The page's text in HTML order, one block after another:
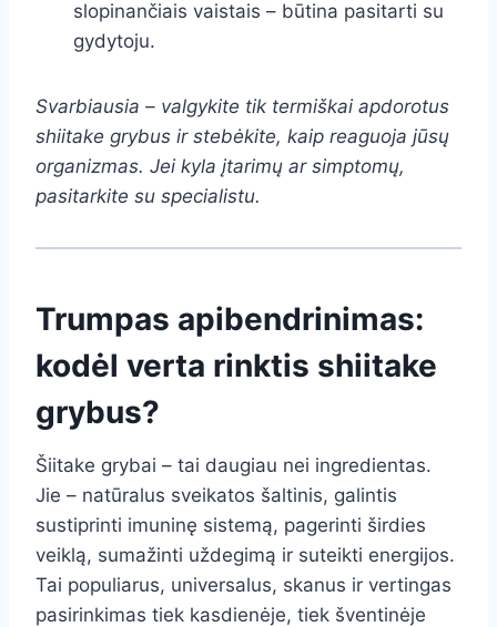
slopinančiais vaistais – būtina pasitarti su
gydytoju.
Svarbiausia – valgykite tik termiškai apdorotus
shiitake grybus ir stebėkite, kaip reaguoja jūsų
organizmas. Jei kyla įtarimų ar simptomų,
pasitarkite su specialistu.
Trumpas apibendrinimas:
kodėl verta rinktis shiitake
grybus?
Šiitake grybai – tai daugiau nei ingredientas.
Jie – natūralus sveikatos šaltinis, galintis
sustiprinti imuninę sistemą, pagerinti širdies
veiklą, sumažinti uždegimą ir suteikti energijos.
Tai populiarus, universalus, skanus ir vertingas
pasirinkimas tiek kasdienėje, tiek šventinėje